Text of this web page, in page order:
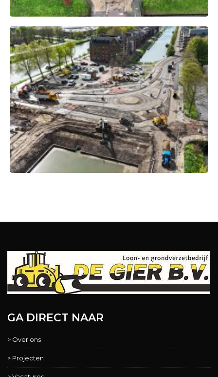
GA DIRECT NAAR
> Over ons
> Projecten